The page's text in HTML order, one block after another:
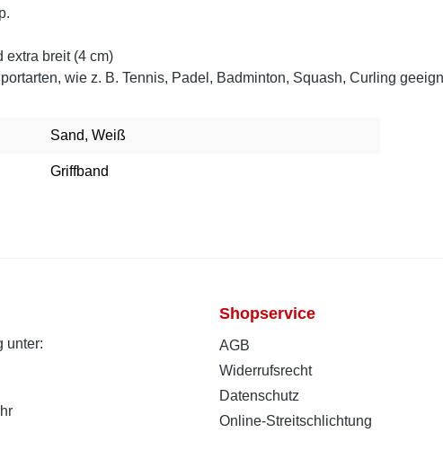
extra breit (4 cm)
wie z. B. Tennis, Padel, Badminton, Squash, Curling
Sand, Weiß
Griffband
unter:
Shopservice
AGB
Widerrufsrecht
Datenschutz
Online-Streitschlichtung